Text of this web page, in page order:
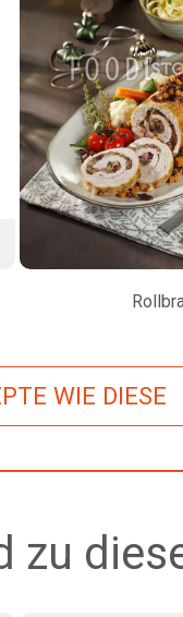
WIE DIESE
zu